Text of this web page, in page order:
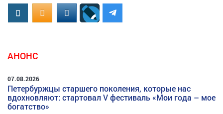
ВконтактеOK.RUMAIL.RU
АНОНС
07.08.2026
Петербуржцы старшего поколения, которые нас
вдохновляют: стартовал V фестиваль «Мои года – мое
богатство»